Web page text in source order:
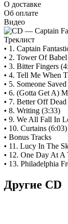
О доставке
Об оплате
Видео
Треклист
• 1. Captain
• 2. Tower Of
• 3. Bitter Fingers
• 4. Tell Me When
• 5. Someone
• 6. (Gotta Get A)
• 7. Better Off
• 8. Writing (3:33)
• 9. We All Fall In
• 10. Curtains (6:03)
• Bonus Tracks
• 11. Lucy In The
• 12. One Day At A
• 13. Philadelphia
Другие CD